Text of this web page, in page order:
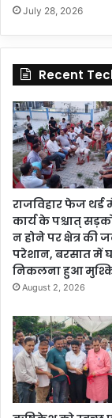
July 28, 2026
Recent
राजविहार फेज थर्ड
कार्य के पश्चात्
न होने पर क्षेत्र की
परेशान, बरसात में
निकलना हुआ
August 2, 2026